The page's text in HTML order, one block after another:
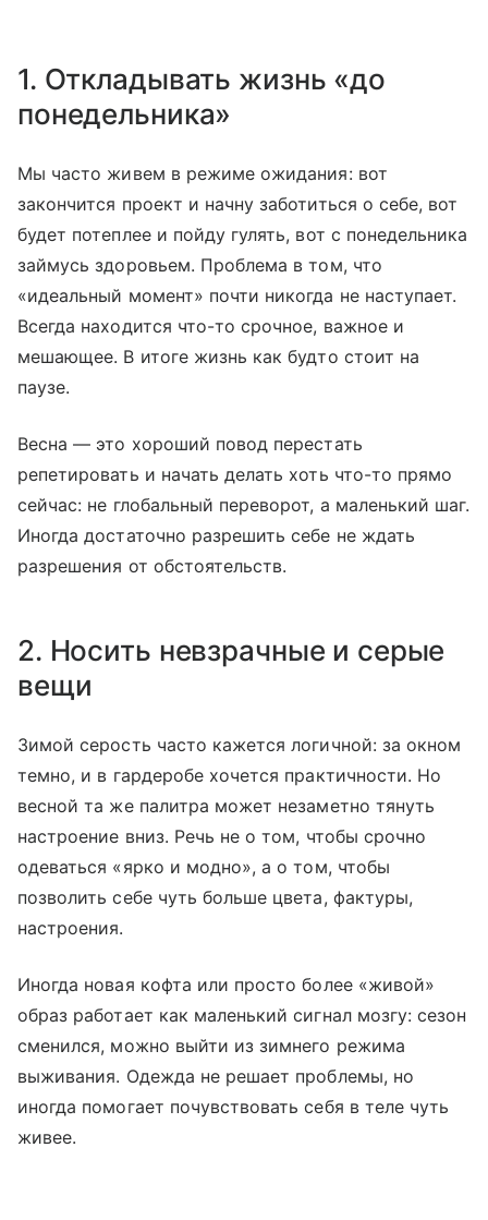
1. Откладывать жизнь «до
понедельника»
Мы часто живем в режиме ожидания: вот
закончится проект и начну заботиться о себе, вот
будет потеплее и пойду гулять, вот с понедельника
займусь здоровьем. Проблема в том, что
«идеальный момент» почти никогда не наступает.
Всегда находится что-то срочное, важное и
мешающее. В итоге жизнь как будто стоит на
паузе.
Весна — это хороший повод перестать
репетировать и начать делать хоть что-то прямо
сейчас: не глобальный переворот, а маленький шаг.
Иногда достаточно разрешить себе не ждать
разрешения от обстоятельств.
2. Носить невзрачные и серые
вещи
Зимой серость часто кажется логичной: за окном
темно, и в гардеробе хочется практичности. Но
весной та же палитра может незаметно тянуть
настроение вниз. Речь не о том, чтобы срочно
одеваться «ярко и модно», а о том, чтобы
позволить себе чуть больше цвета, фактуры,
настроения.
Иногда новая кофта или просто более «живой»
образ работает как маленький сигнал мозгу: сезон
сменился, можно выйти из зимнего режима
выживания. Одежда не решает проблемы, но
иногда помогает почувствовать себя в теле чуть
живее.